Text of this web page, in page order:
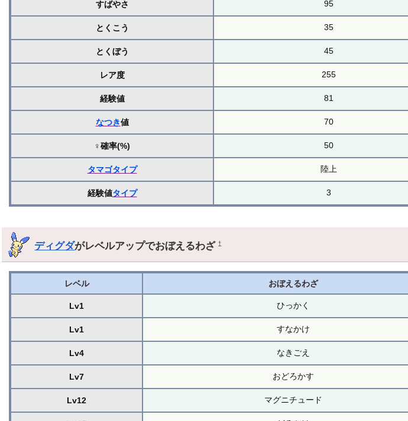
すばやさ 95
とくこう 35
とくぼう 45
レア度 255
経験値 81
なつき値 70
♀確率(%) 50
タマゴタイプ 陸上
経験値タイプ 3
ディグダがレベルアップでおぼえるわざ†
レベル おぼえるわざ
Lv1 ひっかく
Lv1 すなかけ
Lv4 なきごえ
Lv7 おどろかす
Lv12 マグニチュード